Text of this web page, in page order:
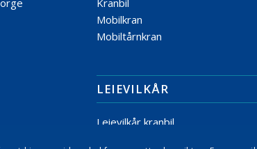
Kranbil
Mobilkran
Mobiltårnkran
LEIEVILKÅR
Leievilkår kranbil